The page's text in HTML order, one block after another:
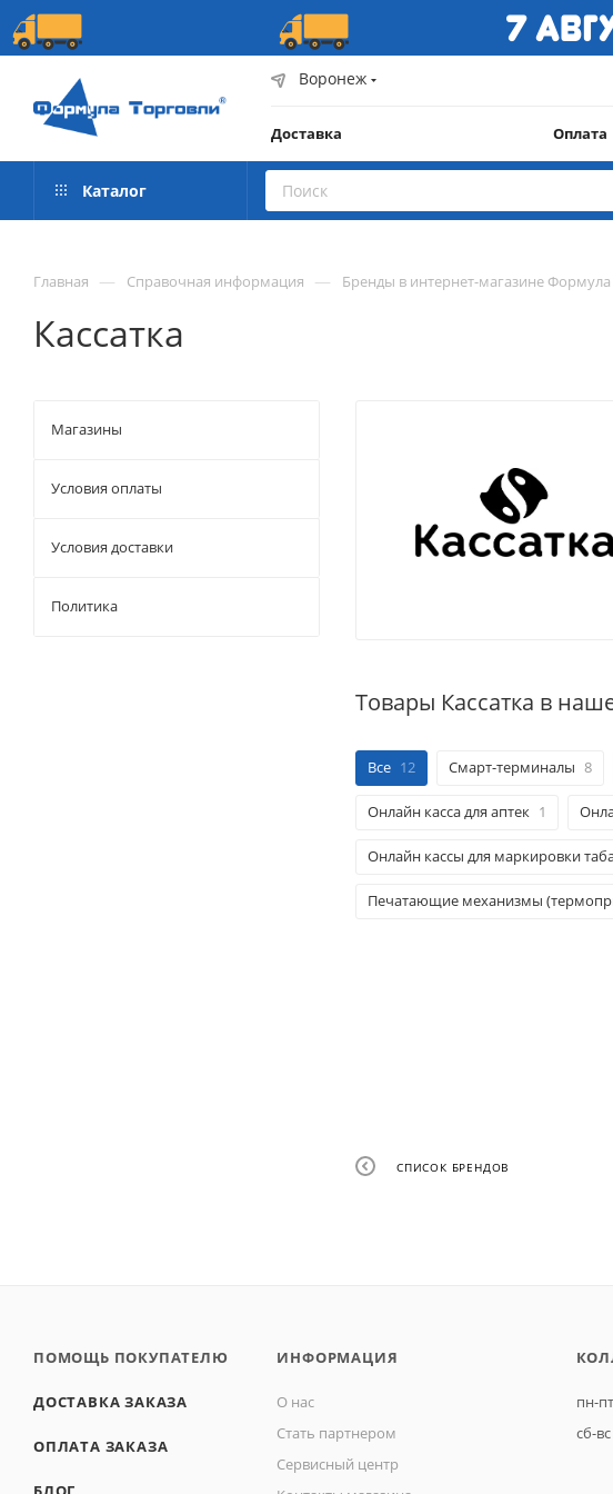
Воронеж
Доставка Оплата
Каталог
Главная — Справочная информация — Бренды в интернет-магазине Формула
Кассатка
Товары Кассатка в
Все 12 Смарт-терминалы 8
Онлайн касса для аптек 1
Онлайн кассы для маркировки
Печатающие механизмы
СПИСОК БРЕНДОВ
Магазины
Условия оплаты
Условия доставки
Политика
ПОМОЩЬ ПОКУПАТЕЛЮ
ДОСТАВКА ЗАКАЗА
ОПЛАТА ЗАКАЗА
ИНФОРМАЦИЯ
О нас
Стать партнером
Сервисный центр
пн-
сб-